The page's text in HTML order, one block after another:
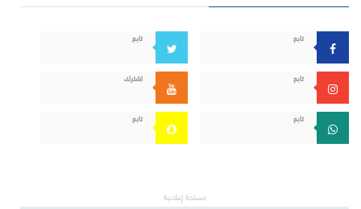
تابع تابع
تابع اشترك
تابع تابع
مساحة إعلانية